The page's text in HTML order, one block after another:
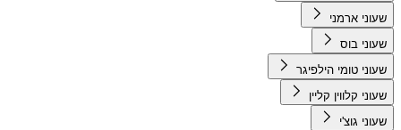
שעוני ארמני
שעוני בוס
שעוני טומי הילפיגר
שעוני קלווין קליין
שעוני גוצ'י